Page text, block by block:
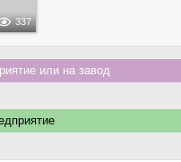
337
или на завод